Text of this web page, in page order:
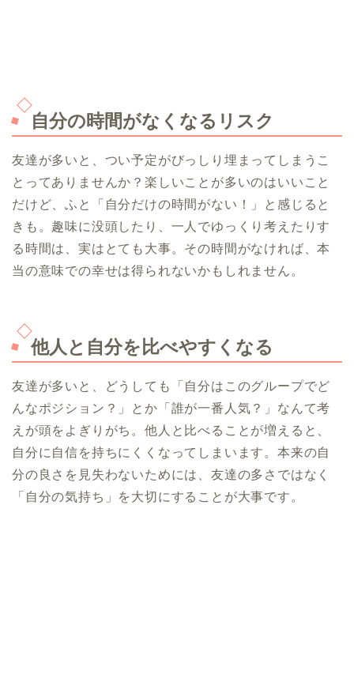
自分の時間がなくなるリスク
友達が多いと、つい予定がびっしり埋まってしまうこ
とってありませんか？楽しいことが多いのはいいこと
だけど、ふと「自分だけの時間がない！」と感じると
きも。趣味に没頭したり、一人でゆっくり考えたりす
る時間は、実はとても大事。その時間がなければ、本
当の意味での幸せは得られないかもしれません。
他人と自分を比べやすくなる
友達が多いと、どうしても「自分はこのグループでど
んなポジション？」とか「誰が一番人気？」なんて考
えが頭をよぎりがち。他人と比べることが増えると、
自分に自信を持ちにくくなってしまいます。本来の自
分の良さを見失わないためには、友達の多さではなく
「自分の気持ち」を大切にすることが大事です。